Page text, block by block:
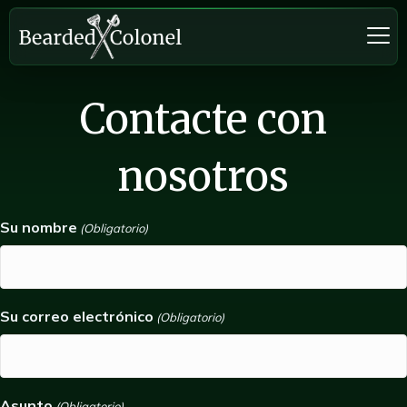
Contacte con
nosotros
Su nombre (Obligatorio)
Su correo electrónico (Obligatorio)